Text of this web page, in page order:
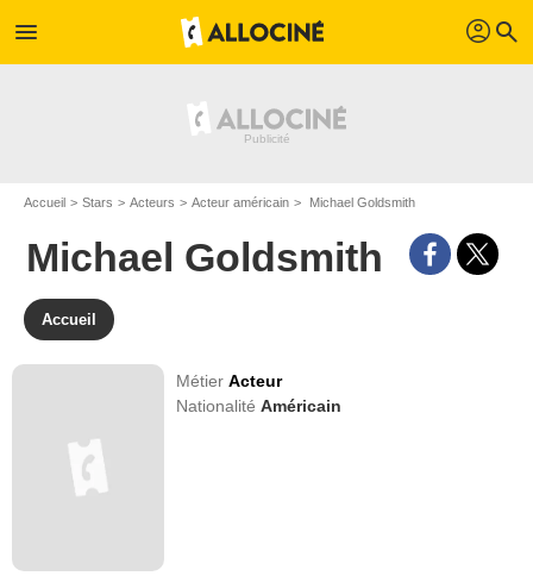
menu profil search
Accueil Stars Acteurs Acteur américain Michael Goldsmith
Michael Goldsmith
Accueil
MétierActeur
NationalitéAméricain